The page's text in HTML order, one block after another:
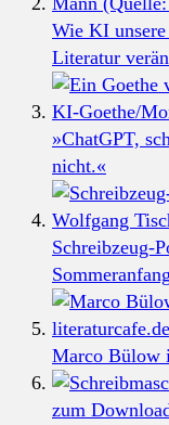
Wie KI
Literatur
»ChatGPT,
nicht.«
Schreibzeug-
Sommeranfang
Marco Bülow
zum